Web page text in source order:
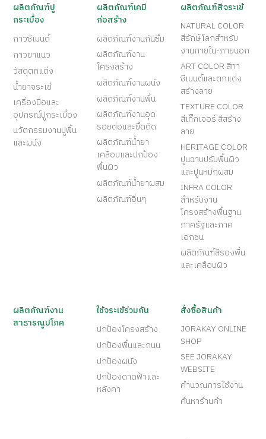
ผลิตภัณฑ์ปู
กระเบื้อง
กาวซีเมนต์
กาวยาแนว
วัสดุตกแต่ง
น้ำยาจระเข้
เครื่องมือและ
อุปกรณ์ปูกระเบื้อง
นวัตกรรมงานปูพื้น
และผนัง
ผลิตภัณฑ์เคมี
ก่อสร้าง
ผลิตภัณฑ์งานกันซึม
ผลิตภัณฑ์งาน
โครงสร้าง
ผลิตภัณฑ์งานผนัง
ผลิตภัณฑ์งานพื้น
ผลิตภัณฑ์งานอุด
รอยต่อและยึดติด
ผลิตภัณฑ์น้ำยา
เคลือบและปกป้อง
พื้นผิว
ผลิตภัณฑ์น้ำยาผสม
ผลิตภัณฑ์อื่นๆ
ผลิตภัณฑ์สีจระเข้
NATURAL COLOR
สีรักษ์โลกสำหรับ
งานภายใน-ภายนอก
ART COLOR สีทา
ซีเมนต์และตกแต่ง
สร้างลาย
TEXTURE COLOR
สีเท็กเจอร์ สีสร้าง
ลาย
HERITAGE COLOR
ปูนฉาบปรับพื้นผิว
และปูนหมักผสม
INFRA COLOR
สำหรับงาน
โครงสร้างพื้นฐาน
ภาครัฐและภาค
เอกชน
ผลิตภัณฑ์สีรองพื้น
และเคลือบผิว
ผลิตภัณฑ์งาน
สาธารณูปโภค
ใช้จระเข้ร่วมกัน
ปกป้องโครงสร้าง
ปกป้องพื้นและถนน
ปกป้องผนัง
ปกป้องดาดฟ้าและ
หลังคา
สั่งซื้อสินค้า
JORAKAY ONLINE
SHOP
SEE JORAKAY
WEBSITE
คำนวณการใช้งาน
ค้นหาร้านค้า